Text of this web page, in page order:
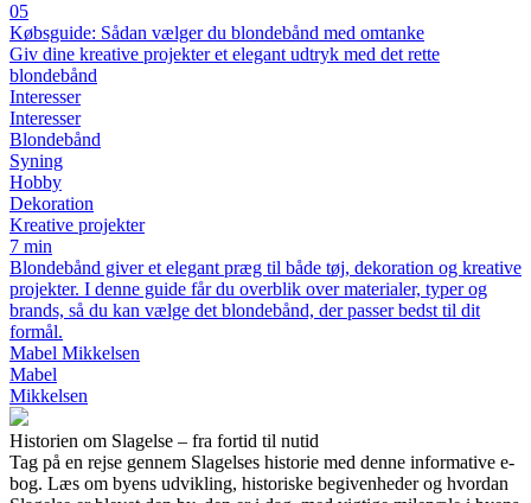
05
Købsguide: Sådan vælger du blondebånd med omtanke
Giv dine kreative projekter et elegant udtryk med det rette
blondebånd
Interesser
Interesser
Blondebånd
Syning
Hobby
Dekoration
Kreative projekter
7 min
Blondebånd giver et elegant præg til både tøj, dekoration og kreative
projekter. I denne guide får du overblik over materialer, typer og
brands, så du kan vælge det blondebånd, der passer bedst til dit
formål.
Mabel Mikkelsen
Mabel
Mikkelsen
Historien om Slagelse – fra fortid til nutid
Tag på en rejse gennem Slagelses historie med denne informative e-
bog. Læs om byens udvikling, historiske begivenheder og hvordan